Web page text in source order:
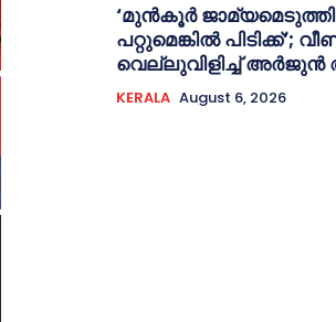
‘മുൻ‌കൂര്‍
പറ്റുമെങ്കില്‍ പിടിക്ക്’;
വെല്ലുവിളിച്ച്‌ അര്‍ജുന്‍
KERALA August 6, 2026